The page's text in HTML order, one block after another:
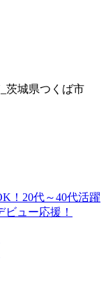
茨城県つくば市
！20代～40代活躍
ュー応援！